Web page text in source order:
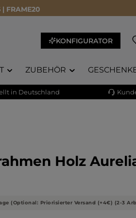
| FRAME20
KONFIGURATOR
ZUBEHÖR
in Deutschland
Holz
Bewertung von 5 von 5 Sternen
(Optional: Priorisierter Versand (+4€) (2-3